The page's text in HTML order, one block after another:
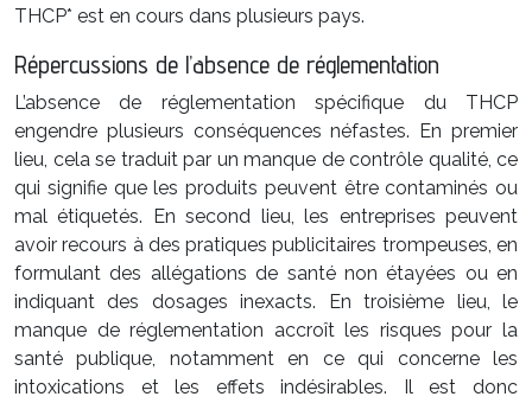
THCP* est en cours dans plusieurs pays.
Répercussions de l’absence de réglementation
L’absence de réglementation spécifique du THCP
engendre plusieurs conséquences néfastes. En premier
lieu, cela se traduit par un manque de contrôle qualité, ce
qui signifie que les produits peuvent être contaminés ou
mal étiquetés. En second lieu, les entreprises peuvent
avoir recours à des pratiques publicitaires trompeuses, en
formulant des allégations de santé non étayées ou en
indiquant des dosages inexacts. En troisième lieu, le
manque de réglementation accroît les risques pour la
santé publique, notamment en ce qui concerne les
intoxications et les effets indésirables. Il est donc